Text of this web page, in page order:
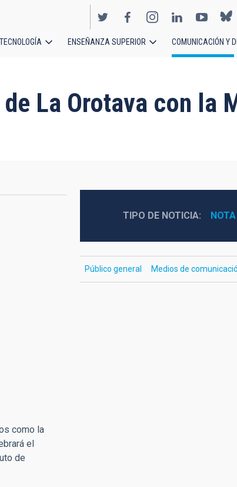
ENSEÑANZA SUPERIOR COMUNICACIÓN Y
La Orotava con la
como la
el
de
TIPO DE NOTICIA
Público general Medios de